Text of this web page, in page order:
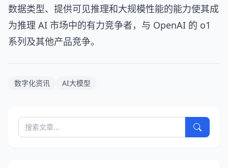
数据类型、提供可见推理和大规模性能的能力使其成
为推理 AI 市场中的有力竞争者，与 OpenAI 的 o1
系列及其他产品竞争。
数字化资讯 AI大模型